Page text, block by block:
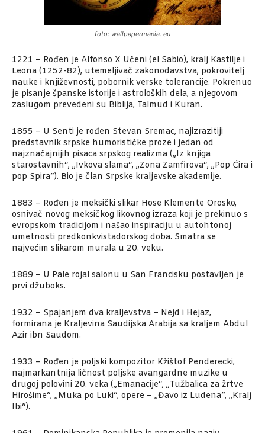
foto: wallpapermania. eu
1221 – Rođen je Alfonso X Učeni (el Sabio), kralj Kastilje i
Leona (1252-82), utemeljivač zakonodavstva, pokrovitelj
nauke i književnosti, pobornik verske tolerancije. Pokrenuo
je pisanje španske istorije i astroloških dela, a njegovom
zaslugom prevedeni su Biblija, Talmud i Kuran.
1855 – U Senti je rođen Stevan Sremac, najizrazitiji
predstavnik srpske humorističke proze i jedan od
najznačajnijih pisaca srpskog realizma („Iz knjiga
starostavnih“, „Ivkova slama“, „Zona Zamfirova“, „Pop Ćira i
pop Spira“). Bio je član Srpske kraljevske akademije.
1883 – Rođen je meksički slikar Hose Klemente Orosko,
osnivač novog meksičkog likovnog izraza koji je prekinuo s
evropskom tradicijom i našao inspiraciju u autohtonoj
umetnosti predkonkvistadorskog doba. Smatra se
najvećim slikarom murala u 20. veku.
1889 – U Pale rojal salonu u San Francisku postavljen je
prvi džuboks.
1932 – Spajanjem dva kraljevstva – Nejd i Hejaz,
formirana je Kraljevina Saudijska Arabija sa kraljem Abdul
Azir ibn Saudom.
1933 – Rođen je poljski kompozitor Kžištof Penderecki,
najmarkantnija ličnost poljske avangardne muzike u
drugoj polovini 20. veka („Emanacije“, „Tužbalica za žrtve
Hirošime“, „Muka po Luki“, opere – „Đavo iz Ludena“, „Kralj
Ibi“).